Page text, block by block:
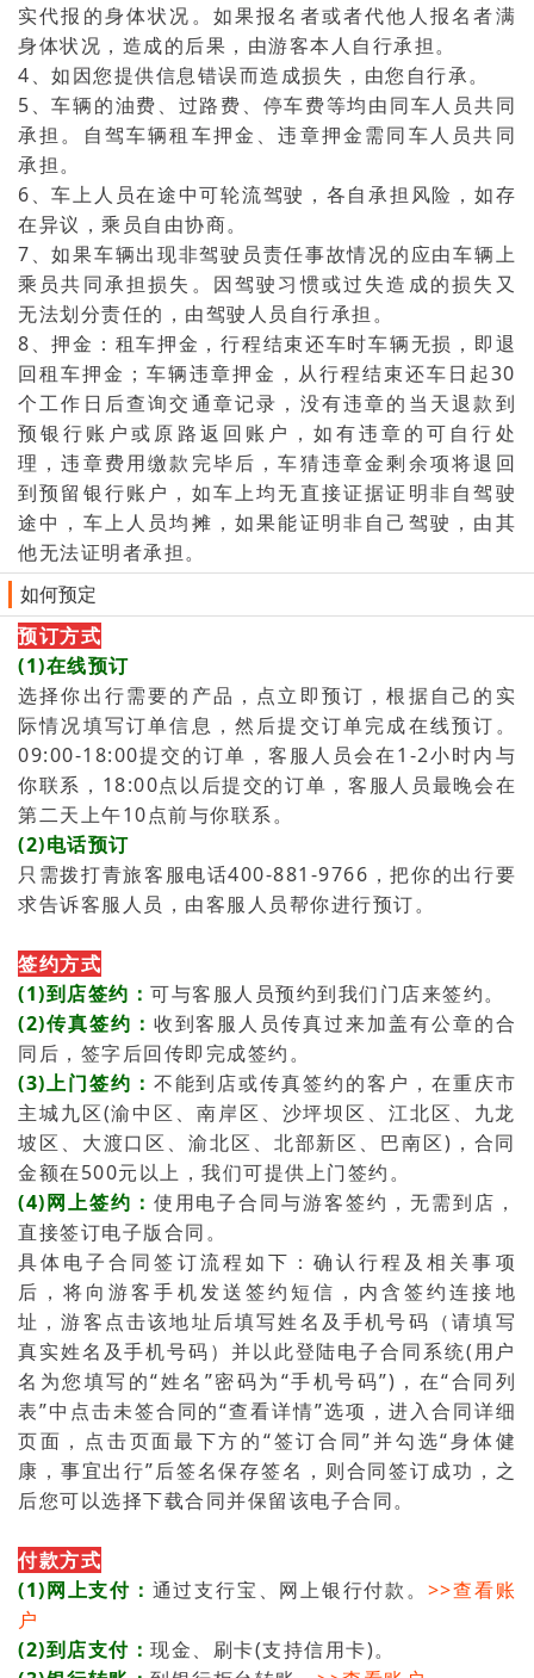
实代报的身体状况。如果报名者或者代他人报名者满
身体状况，造成的后果，由游客本人自行承担。
4、如因您提供信息错误而造成损失，由您自行承。
5、车辆的油费、过路费、停车费等均由同车人员共同
承担。自驾车辆租车押金、违章押金需同车人员共同
承担。
6、车上人员在途中可轮流驾驶，各自承担风险，如存
在异议，乘员自由协商。
7、如果车辆出现非驾驶员责任事故情况的应由车辆上
乘员共同承担损失。因驾驶习惯或过失造成的损失又
无法划分责任的，由驾驶人员自行承担。
8、押金：租车押金，行程结束还车时车辆无损，即退
回租车押金；车辆违章押金，从行程结束还车日起30
个工作日后查询交通章记录，没有违章的当天退款到
预银行账户或原路返回账户，如有违章的可自行处
理，违章费用缴款完毕后，车猜违章金剩余项将退回
到预留银行账户，如车上均无直接证据证明非自驾驶
途中，车上人员均摊，如果能证明非自己驾驶，由其
他无法证明者承担。
如何预定
预订方式
(1)在线预订
选择你出行需要的产品，点立即预订，根据自己的实
际情况填写订单信息，然后提交订单完成在线预订。
09:00-18:00提交的订单，客服人员会在1-2小时内与
你联系 ，18:00点以后提交的订单，客服人员最晚会在
第二天上午10点前与你联系。
(2)电话预订
只需拨打青旅客服电话400-881-9766，把你的出行要
求告诉客服人员，由客服人员帮你进行预订。
签约方式
(1)到店签约： 可与客服人员预约到我们门店来签约。
(2)传真签约： 收到客服人员传真过来加盖有公章的合
同后，签字后回传即完成签约。
(3)上门签约： 不能到店或传真签约的客户，在重庆市
主城九区(渝中区、南岸区、沙坪坝区、江北区、九龙
坡区、大渡口区、渝北区、北部新区、巴南区)，合同
金额在500元以上，我们可提供上门签约。
(4)网上签约： 使用电子合同与游客签约，无需到店，
直接签订电子版合同。
具体电子合同签订流程如下：确认行程及相关事项
后，将向游客手机发送签约短信，内含签约连接地
址，游客点击该地址后填写姓名及手机号码（请填写
真实姓名及手机号码）并以此登陆电子合同系统(用户
名为您填写的“姓名”密码为“手机号码”)，在“合同列
表”中点击未签合同的“查看详情”选项，进入合同详细
页面，点击页面最下方的“签订合同”并勾选“身体健
康，事宜出行”后签名保存签名，则合同签订成功，之
后您可以选择下载合同并保留该电子合同。
付款方式
(1)网上支付： 通过支行宝、网上银行付款。 >>查看账
户
(2)到店支付： 现金、刷卡(支持信用卡)。